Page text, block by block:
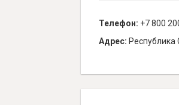
Телефон: +7 800
Адрес: Республика